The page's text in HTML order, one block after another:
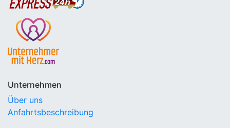
Unternehmen
Über uns
Anfahrtsbeschreibung